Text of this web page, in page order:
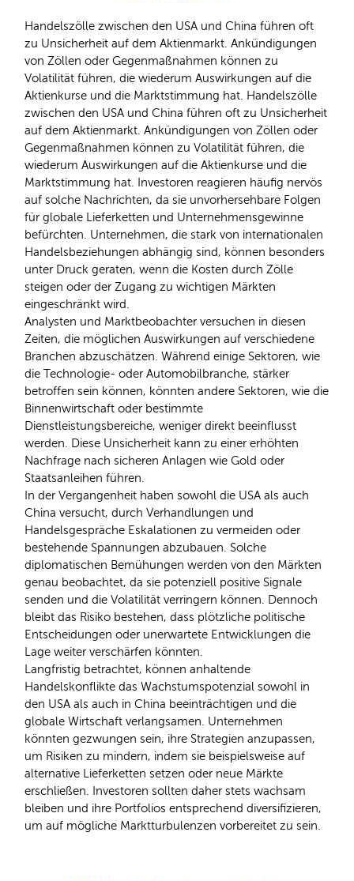
Handelszölle zwischen den USA und China führen oft
zu Unsicherheit auf dem Aktienmarkt. Ankündigungen
von Zöllen oder Gegenmaßnahmen können zu
Volatilität führen, die wiederum Auswirkungen auf die
Aktienkurse und die Marktstimmung hat. Handelszölle
zwischen den USA und China führen oft zu Unsicherheit
auf dem Aktienmarkt. Ankündigungen von Zöllen oder
Gegenmaßnahmen können zu Volatilität führen, die
wiederum Auswirkungen auf die Aktienkurse und die
Marktstimmung hat. Investoren reagieren häufig nervös
auf solche Nachrichten, da sie unvorhersehbare Folgen
für globale Lieferketten und Unternehmensgewinne
befürchten. Unternehmen, die stark von internationalen
Handelsbeziehungen abhängig sind, können besonders
unter Druck geraten, wenn die Kosten durch Zölle
steigen oder der Zugang zu wichtigen Märkten
eingeschränkt wird.
Analysten und Marktbeobachter versuchen in diesen
Zeiten, die möglichen Auswirkungen auf verschiedene
Branchen abzuschätzen. Während einige Sektoren, wie
die Technologie- oder Automobilbranche, stärker
betroffen sein können, könnten andere Sektoren, wie die
Binnenwirtschaft oder bestimmte
Dienstleistungsbereiche, weniger direkt beeinflusst
werden. Diese Unsicherheit kann zu einer erhöhten
Nachfrage nach sicheren Anlagen wie Gold oder
Staatsanleihen führen.
In der Vergangenheit haben sowohl die USA als auch
China versucht, durch Verhandlungen und
Handelsgespräche Eskalationen zu vermeiden oder
bestehende Spannungen abzubauen. Solche
diplomatischen Bemühungen werden von den Märkten
genau beobachtet, da sie potenziell positive Signale
senden und die Volatilität verringern können. Dennoch
bleibt das Risiko bestehen, dass plötzliche politische
Entscheidungen oder unerwartete Entwicklungen die
Lage weiter verschärfen könnten.
Langfristig betrachtet, können anhaltende
Handelskonflikte das Wachstumspotenzial sowohl in
den USA als auch in China beeinträchtigen und die
globale Wirtschaft verlangsamen. Unternehmen
könnten gezwungen sein, ihre Strategien anzupassen,
um Risiken zu mindern, indem sie beispielsweise auf
alternative Lieferketten setzen oder neue Märkte
erschließen. Investoren sollten daher stets wachsam
bleiben und ihre Portfolios entsprechend diversifizieren,
um auf mögliche Marktturbulenzen vorbereitet zu sein.